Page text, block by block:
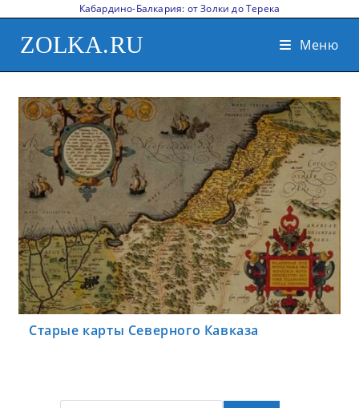
Кабардино-Балкария: от Золки до Терека
ZOLKA.RU Меню
Старые карты Северного Кавказа